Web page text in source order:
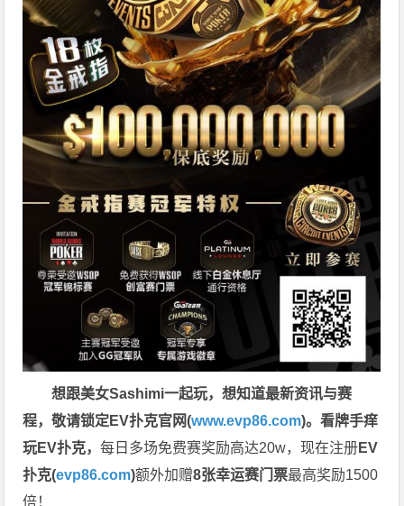
想跟美女Sashimi一起玩，想知道最新资讯与赛
程，敬请锁定EV扑克官网(www.evp86.com)。看牌手痒
玩EV扑克，每日多场免费赛奖励高达20w，现在注册EV
扑克(evp86.com)额外加赠8张幸运赛门票最高奖励1500
倍！